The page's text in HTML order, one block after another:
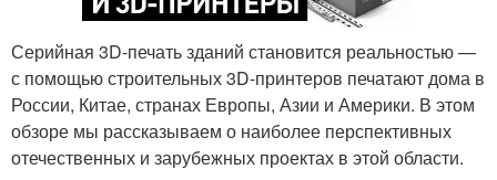
Серийная 3D-печать зданий становится реальностью —
с помощью строительных 3D-принтеров печатают дома в
России, Китае, странах Европы, Азии и Америки. В этом
обзоре мы рассказываем о наиболее перспективных
отечественных и зарубежных проектах в этой области.